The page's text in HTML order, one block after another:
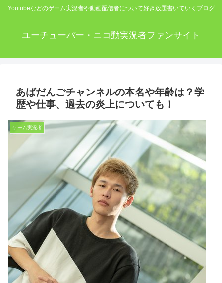
Youtubeなどのゲーム実況者や動画配信者について好き放題書いていくブログ
ユーチューバー・ニコ動実況者ファンサイト
あばだんごチャンネルの本名や年齢は？学
歴や仕事、過去の炎上についても！
ゲーム実況者